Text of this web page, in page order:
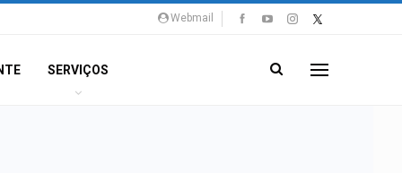
Webmail
SERVIÇOS